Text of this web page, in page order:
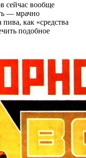
сейчас вообще
— мрачно
как «средства
подобное